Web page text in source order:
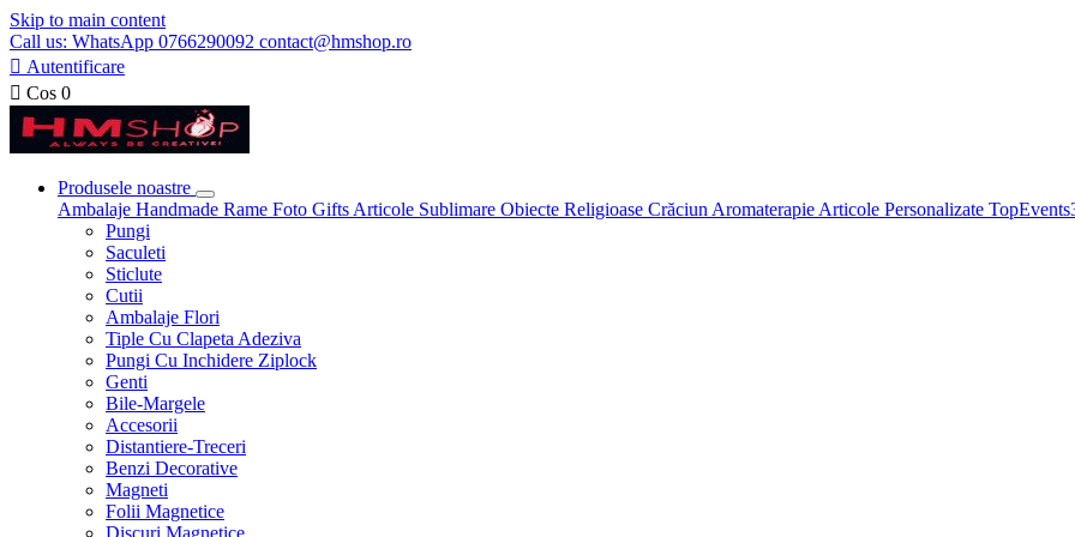
Skip to main content
Call us: WhatsApp 0766290092 contact@hmshop.ro
 Autentificare
 Cos 0
Produsele noastre
Ambalaje Handmade Rame Foto Gifts Articole Sublimare Obiecte Religioase Crăciun Aromaterapie Articole Personalizate
Pungi
Saculeti
Sticlute
Cutii
Ambalaje Flori
Tiple Cu Clapeta Adeziva
Pungi Cu Inchidere Ziplock
Genti
Bile-Margele
Accesorii
Distantiere-Treceri
Benzi Decorative
Magneti
Folii Magnetice
Discuri Magnetice